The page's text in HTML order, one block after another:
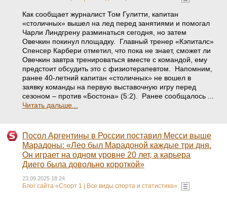
Как сообщает журналист Том Гулитти, капитан
«столичных» вышел на лед перед занятиями и помогал
Чарли Линдгрену разминаться сегодня, но затем
Овечкин покинул площадку. Главный тренер «Кэпиталс»
Спенсер Карбери отметил, что пока не знает, сможет ли
Овечкин завтра тренироваться вместе с командой, ему
предстоит обсудить это с физиотерапевтом. Напомним,
ранее 40-летний капитан «столичных» не вошел в
заявку команды на первую выставочную игру перед
сезоном – против «Бостона» (5:2). Ранее сообщалось ...
Читать дальше...
Посол Аргентины в России поставил Месси выше
Марадоны: «Лео был Марадоной каждые три дня.
Он играет на одном уровне 20 лет, а карьера
Диего была довольно короткой»
23.09.2025 18:24
Блог сайта «Спорт 1 | Все виды спорта и статистика»